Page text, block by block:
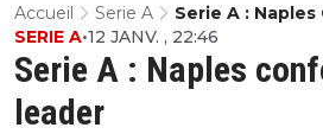
Accueil Serie A
Serie A :
Leader
Serie A : Naples
leader
SERIE A•12 JANV. , 22:46